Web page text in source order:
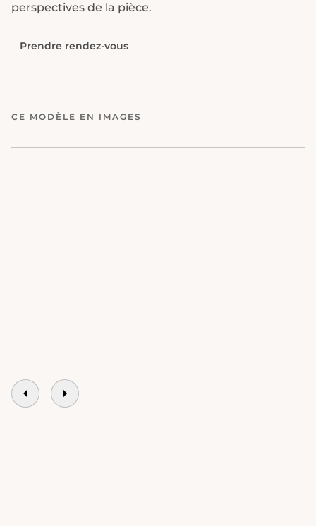
perspectives de la pièce.
Prendre rendez-vous
CE MODÈLE EN IMAGES